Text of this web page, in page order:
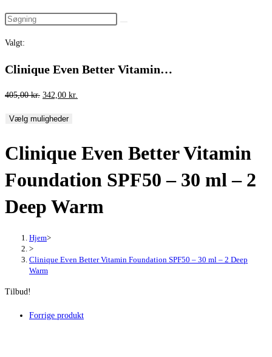
Valgt:
Clinique Even Better Vitamin…
405,00kr. Den
pris
405,00 kr..
342,00 kr.
342,00 kr..
Vælg muligheder
Clinique Even Better Vitamin
Foundation SPF50 – 30 ml – 2
Deep Warm
Hjem>
>
Clinique Even Better Vitamin Foundation SPF50 – 30 ml – 2 Deep
Warm
Tilbud!
Forrige produkt